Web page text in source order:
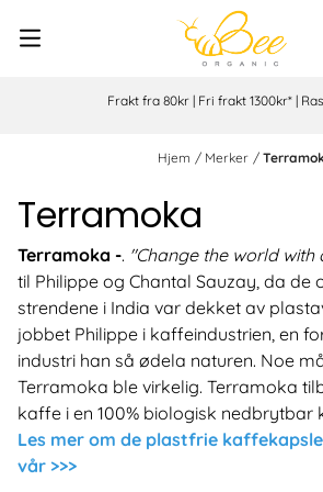
Frakt fra 80kr | Fri frakt 1300kr* |
Hjem / Merker /
Terramoka
Terramoka -. "Change the world with
til Philippe og Chantal Sauzay, da de
strendene i India var dekket av
jobbet Philippe i kaffeindustrien, en
industri han så ødela naturen. Noe
Terramoka ble virkelig. Terramoka
kaffe i en 100% biologisk nedbrytbar
Les mer om de plastfrie
vår >>>